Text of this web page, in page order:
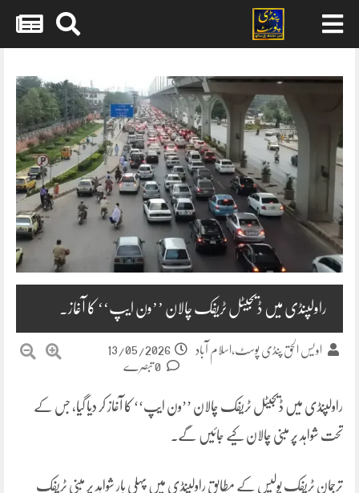
content
راولپنڈی میں ڈیجیٹل ٹریفک چالان ’’ون ایپ‘‘ کا آغاز۔
اویس الحق پنڈی پوسٹ،اسلام آباد
13/05/2026
راولپنڈی میں ڈیجیٹل ٹریفک چالان ’’ون ایپ‘‘ کا آغاز کر دیا گیا، جس کے
تحت شواہد پر مبنی چالان کیے جائیں گے۔
ترجمان ٹریفک پولیس کے مطابق راولپنڈی میں پہلی بار شواہد پر مبنی ٹریفک